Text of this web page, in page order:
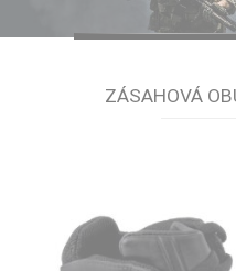
ZÁSAHOVÁ